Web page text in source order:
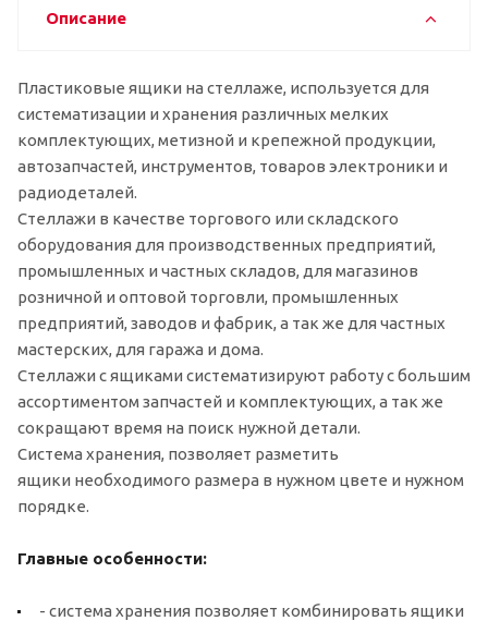
Описание
Пластиковые ящики на стеллаже, используется для
систематизации и хранения различных мелких
комплектующих, метизной и крепежной продукции,
автозапчастей, инструментов, товаров электроники и
радиодеталей.
Стеллажи в качестве торгового или складского
оборудования для производственных предприятий,
промышленных и частных складов, для магазинов
розничной и оптовой торговли, промышленных
предприятий, заводов и фабрик, а так же для частных
мастерских, для гаража и дома.
Стеллажи с ящиками систематизируют работу с большим
ассортиментом запчастей и комплектующих, а так же
сокращают время на поиск нужной детали.
Система хранения, позволяет разметить
ящики необходимого размера в нужном цвете и нужном
порядке.
Главные особенности:
- система хранения позволяет комбинировать ящики